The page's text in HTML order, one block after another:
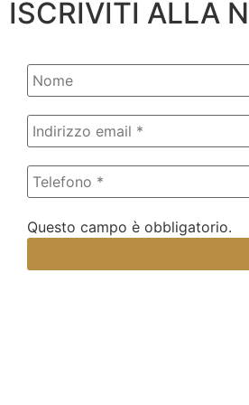
ISCRIVITI ALLA
Questo campo è obbligatorio.